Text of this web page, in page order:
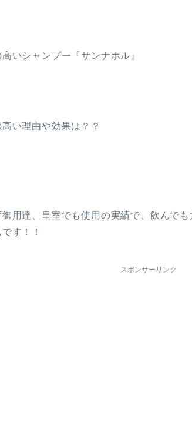
いシャンプー『サンナホル』
い理由や効果は？？
用達、皇室でも使用の実績で、飲んで
す！！
スポンサーリンク